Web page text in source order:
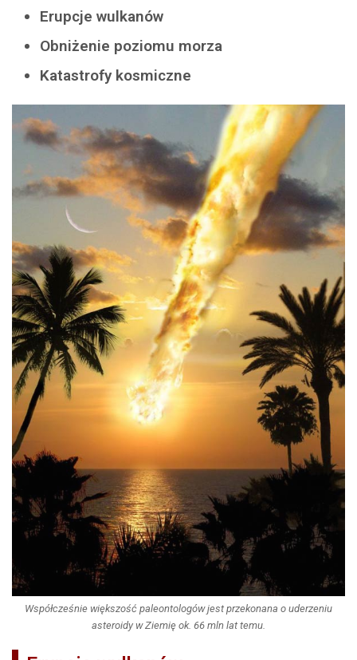
Erupcje wulkanów
Obniżenie poziomu morza
Katastrofy kosmiczne
Współcześnie większość paleontologów jest przekonana o uderzeniu
asteroidy w Ziemię ok. 66 mln lat temu.